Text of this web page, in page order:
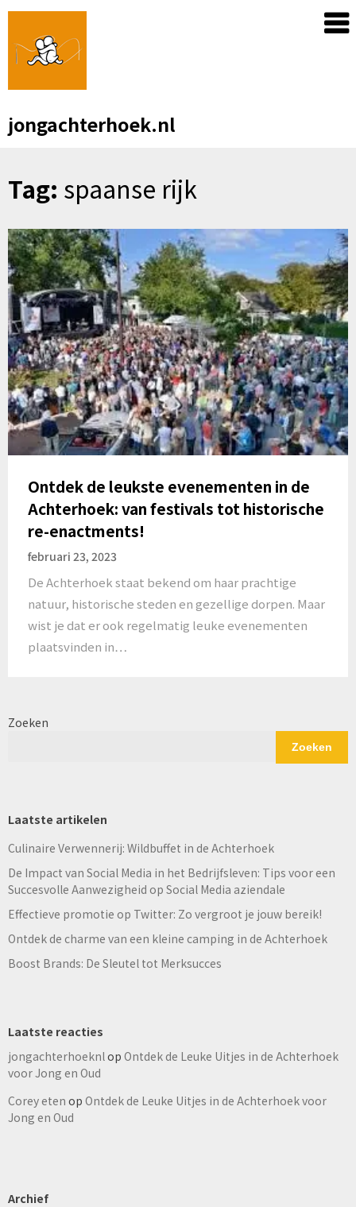
Skip
content
jongachterhoek.nl
Tag: spaanse rijk
Ontdek de leukste evenementen in de
Achterhoek: van festivals tot historische
re-enactments!
februari 23, 2023
De Achterhoek staat bekend om haar prachtige
natuur, historische steden en gezellige dorpen. Maar
wist je dat er ook regelmatig leuke evenementen
plaatsvinden in…
Zoeken
Zoeken
Laatste artikelen
Culinaire Verwennerij: Wildbuffet in de Achterhoek
De Impact van Social Media in het Bedrijfsleven: Tips voor een
Succesvolle Aanwezigheid op Social Media aziendale
Effectieve promotie op Twitter: Zo vergroot je jouw bereik!
Ontdek de charme van een kleine camping in de Achterhoek
Boost Brands: De Sleutel tot Merksucces
Laatste reacties
jongachterhoeknl op Ontdek de Leuke Uitjes in de Achterhoek
voor Jong en Oud
Corey eten op Ontdek de Leuke Uitjes in de Achterhoek voor
Jong en Oud
Archief